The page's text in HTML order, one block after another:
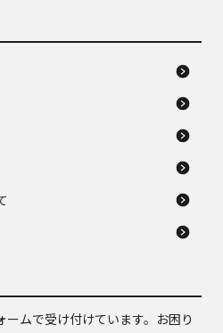
ムで受け付けています。お困り